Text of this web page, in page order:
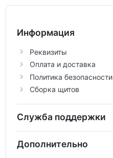
Информация
Реквизиты
Оплата и доставка
Политика безопасности
Сборка щитов
Служба поддержки
Дополнительно